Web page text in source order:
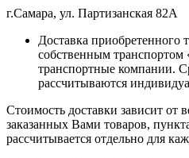
г.Самара, ул. Партизанская 82А
Доставка приобретенного
собственным
транспортные компании.
рассчитываются
Стоимость доставки зависит от
заказанных Вами товаров,
рассчитывается отдельно для